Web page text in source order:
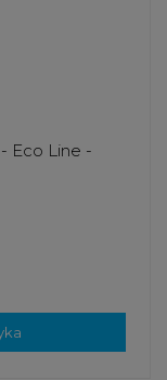
Eco Line -